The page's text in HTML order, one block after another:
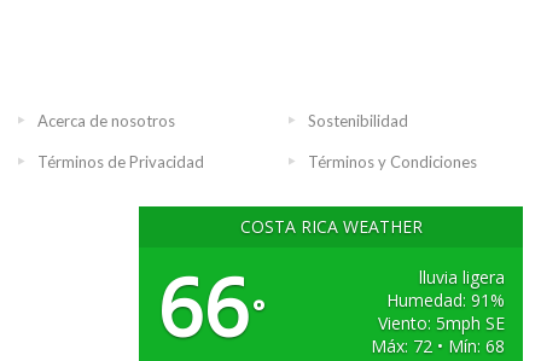
Acerca de nosotros Sostenibilidad
Términos de Privacidad Términos y Condiciones
COSTA RICA WEATHER
66°
lluvia ligera
Humedad: 91%
Viento: 5mph SE
Máx: 72 • Mín: 68